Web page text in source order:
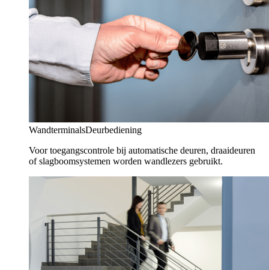
WandterminalsDeurbediening
Voor toegangscontrole bij automatische deuren, draaideuren
of slagboomsystemen worden wandlezers gebruikt.